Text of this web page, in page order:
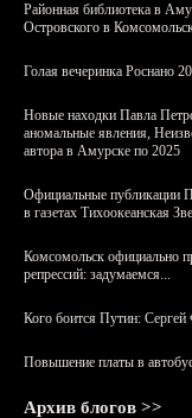
Районная библиотека в
Островского в
Голая вечеринка Роснано
Новые находки Павла
аномальные явления,
автора в Амурске по 2025
Официальные публикации
в газетах Тихоокеанская
Комсомольск официально
репрессий: задумаемся...
Кого боится Путин: Сергей
Повышение платы в
Архив блогов >>